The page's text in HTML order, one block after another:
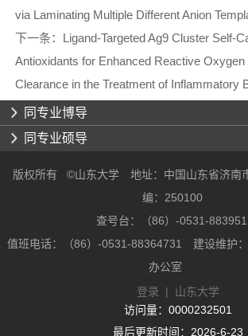
via Laminating Multiple Different Anion
下一条： Ligand-Targeted Ag9 Cluster Self-
Antioxidants for Enhanced Reactive Oxygen
Clearance in the Treatment of Inflammatory
同专业博导
同专业硕导
版权所有 ©山东大学 地址：中国山东省济南
编：250100
查号台：（86）-0531-
值班电话：（86）-0531-88364731 建设维护
办公室
登录 | 山东大学
访问量： 0000232501
最后更新时间： 2026-6-23